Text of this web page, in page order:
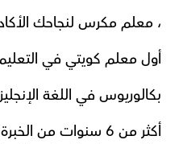
، معلم مكرس لنجاحك
أول معلم كويتي في
بكالوريوس في اللغة